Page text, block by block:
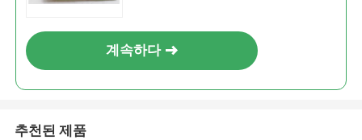
계속하다
추천된 제품